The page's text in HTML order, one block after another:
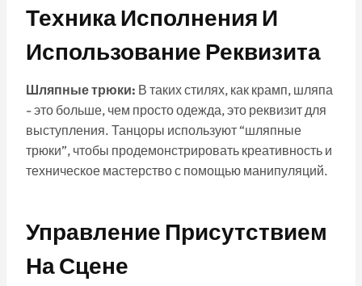
Техника Исполнения И
Использование Реквизита
Шляпные трюки: В таких стилях, как крамп, шляпа
- это больше, чем просто одежда, это реквизит для
выступления. Танцоры используют “шляпные
трюки”, чтобы продемонстрировать креативность и
техническое мастерство с помощью манипуляций.
Управление Присутствием
На Сцене